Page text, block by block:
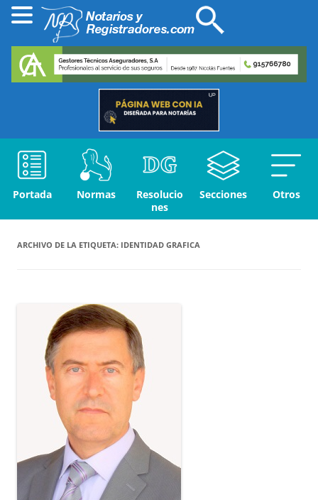
Portada Normas
Resolucio
nes
Secciones Otros
ARCHIVO DE LA ETIQUETA: IDENTIDAD GRAFICA